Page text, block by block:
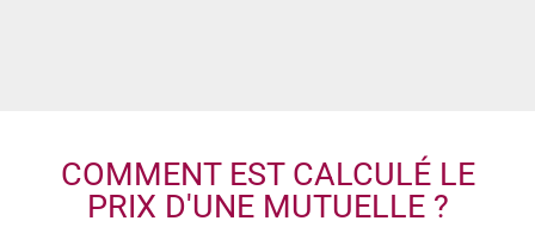
COMMENT EST CALCULÉ LE
PRIX D'UNE MUTUELLE ?